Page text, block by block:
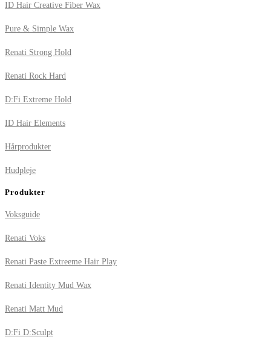
ID Hair Creative Fiber Wax
Pure & Simple Wax
Renati Strong Hold
Renati Rock Hard
D:Fi Extreme Hold
ID Hair Elements
Hårprodukter
Hudpleje
Produkter
Voksguide
Renati Voks
Renati Paste Extreeme Hair Play
Renati Identity Mud Wax
Renati Matt Mud
D:Fi D:Sculpt